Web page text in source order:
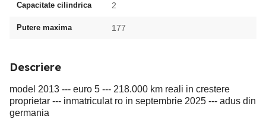
Capacitate cilindrica 2
Putere maxima 177
Descriere
model 2013 --- euro 5 --- 218.000 km reali in crestere
proprietar --- inmatriculat ro in septembrie 2025 --- adus din
germania